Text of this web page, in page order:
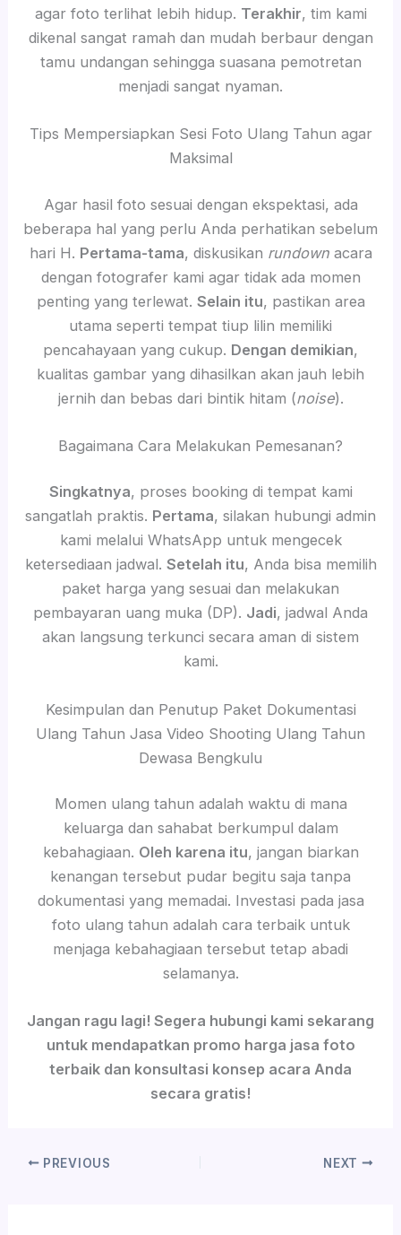
agar foto terlihat lebih hidup. Terakhir, tim kami
dikenal sangat ramah dan mudah berbaur dengan
tamu undangan sehingga suasana pemotretan
menjadi sangat nyaman.
Tips Mempersiapkan Sesi Foto Ulang Tahun agar
Maksimal
Agar hasil foto sesuai dengan ekspektasi, ada
beberapa hal yang perlu Anda perhatikan sebelum
hari H. Pertama-tama, diskusikan rundownacara
dengan fotografer kami agar tidak ada momen
penting yang terlewat. Selain itu, pastikan area
utama seperti tempat tiup lilin memiliki
pencahayaan yang cukup. Dengan demikian,
kualitas gambar yang dihasilkan akan jauh lebih
jernih dan bebas dari bintik hitam (noise).
Bagaimana Cara Melakukan Pemesanan?
Singkatnya, proses booking di tempat kami
sangatlah praktis. Pertama, silakan hubungi admin
kami melalui WhatsApp untuk mengecek
ketersediaan jadwal. Setelah itu, Anda bisa memilih
paket harga yang sesuai dan melakukan
pembayaran uang muka (DP). Jadi, jadwal Anda
akan langsung terkunci secara aman di sistem
kami.
Kesimpulan dan Penutup Paket Dokumentasi
Ulang Tahun Jasa Video Shooting Ulang Tahun
Dewasa Bengkulu
Momen ulang tahun adalah waktu di mana
keluarga dan sahabat berkumpul dalam
kebahagiaan. Oleh karena itu, jangan biarkan
kenangan tersebut pudar begitu saja tanpa
dokumentasi yang memadai. Investasi pada jasa
foto ulang tahun adalah cara terbaik untuk
menjaga kebahagiaan tersebut tetap abadi
selamanya.
Jangan ragu lagi! Segera hubungi kami sekarang
untuk mendapatkan promo harga jasa foto
terbaik dan konsultasi konsep acara Anda
secara gratis!
PREVIOUS NEXT